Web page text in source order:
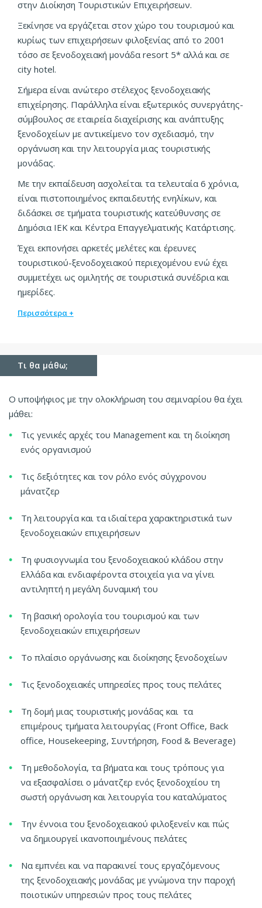
στην Διοίκηση Τουριστικών Επιχειρήσεων.
Ξεκίνησε να εργάζεται στον χώρο του τουρισμού και
κυρίως των επιχειρήσεων φιλοξενίας από το 2001
τόσο σε ξενοδοχειακή μονάδα resort 5* αλλά και σε
city hotel.
Σήμερα είναι ανώτερο στέλεχος ξενοδοχειακής
επιχείρησης. Παράλληλα είναι εξωτερικός συνεργάτης-
σύμβουλος σε εταιρεία διαχείρισης και ανάπτυξης
ξενοδοχείων με αντικείμενο τον σχεδιασμό, την
οργάνωση και την λειτουργία μιας τουριστικής
μονάδας.
Με την εκπαίδευση ασχολείται τα τελευταία 6 χρόνια,
είναι πιστοποιημένος εκπαιδευτής ενηλίκων, και
διδάσκει σε τμήματα τουριστικής κατεύθυνσης σε
Δημόσια ΙΕΚ και Κέντρα Επαγγελματικής Κατάρτισης.
Έχει εκπονήσει αρκετές μελέτες και έρευνες
τουριστικού-ξενοδοχειακού περιεχομένου ενώ έχει
συμμετέχει ως ομιλητής σε τουριστικά συνέδρια και
ημερίδες.
Περισσότερα +
Τι θα μάθω;
O υποψήφιος με την ολοκλήρωση του σεμιναρίου θα έχει
μάθει:
Τις γενικές αρχές του Management και τη διοίκηση
ενός οργανισμού
Τις δεξιότητες και τον ρόλο ενός σύγχρονου
μάνατζερ
Τη λειτουργία και τα ιδιαίτερα χαρακτηριστικά των
ξενοδοχειακών επιχειρήσεων
Τη φυσιογνωμία του ξενοδοχειακού κλάδου στην
Ελλάδα και ενδιαφέροντα στοιχεία για να γίνει
αντιληπτή η μεγάλη δυναμική του
Τη βασική ορολογία του τουρισμού και των
ξενοδοχειακών επιχειρήσεων
Το πλαίσιο οργάνωσης και διοίκησης ξενοδοχείων
Τις ξενοδοχειακές υπηρεσίες προς τους πελάτες
Τη δομή μιας τουριστικής μονάδας και τα
επιμέρους τμήματα λειτουργίας (Front Office, Back
office, Housekeeping, Συντήρηση, Food & Beverage)
Τη μεθοδολογία, τα βήματα και τους τρόπους για
να εξασφαλίσει ο μάνατζερ ενός ξενοδοχείου τη
σωστή οργάνωση και λειτουργία του καταλύματος
Την έννοια του ξενοδοχειακού φιλοξενείν και πώς
να δημιουργεί ικανοποιημένους πελάτες
Να εμπνέει και να παρακινεί τους εργαζόμενους
της ξενοδοχειακής μονάδας με γνώμονα την παροχή
ποιοτικών υπηρεσιών προς τους πελάτες